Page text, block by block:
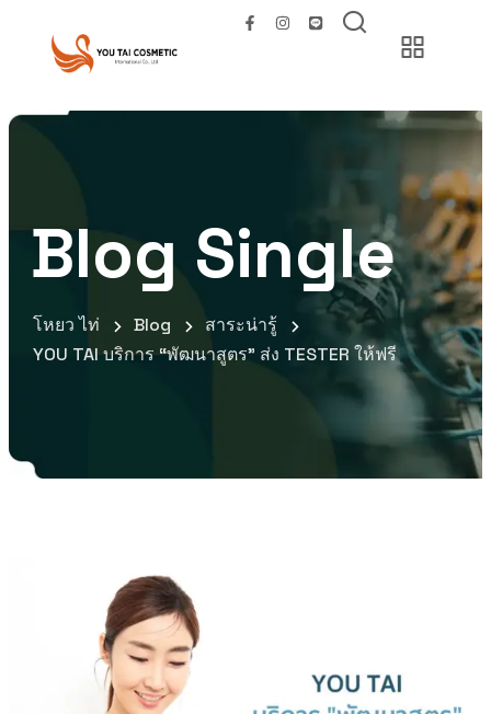
Blog Single
โหยว ไท่ Blog
สาระน่ารู้
YOU TAI บริการ “พัฒนาสูตร” ส่ง TESTER ให้ฟรี